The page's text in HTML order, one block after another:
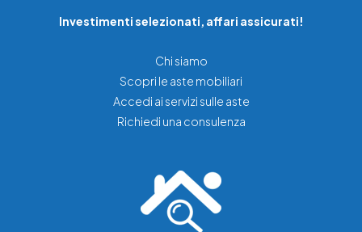
Investimenti selezionati, affari assicurati!
Chi siamo
Scopri le aste mobiliari
Accedi ai servizi sulle aste
Richiedi una consulenza